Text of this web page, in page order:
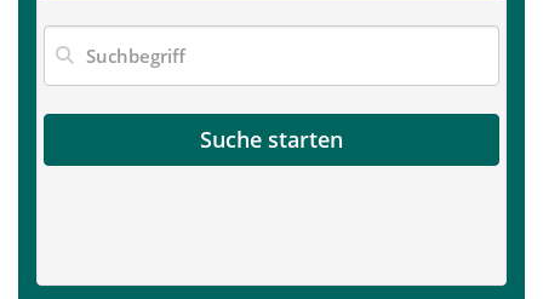
Suche starten